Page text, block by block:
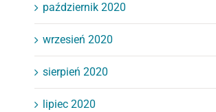
październik 2020
wrzesień 2020
sierpień 2020
lipiec 2020